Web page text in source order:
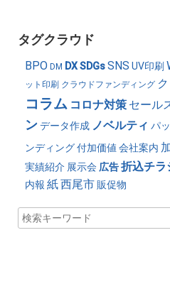
タグクラウド
BPO DM DXSDGsSNS UV印刷
ット印刷 クラウドファンディング
コラム コロナ対策 セール
ンデータ作成 ノベルティ パ
ンディング付加価値 会社案内
実績紹介 展示会 広告折込チラ
内報 紙西尾市販促物